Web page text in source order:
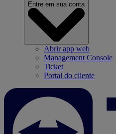
Entre em sua conta
Abrir app web
Management Console
Ticket
Portal do cliente